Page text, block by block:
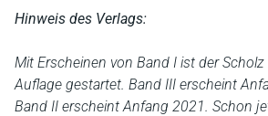
Hinweis des Verlags:
Mit Erscheinen von Band I ist der
Auflage gestartet. Band III erscheint
Band II erscheint Anfang 2021. Schon